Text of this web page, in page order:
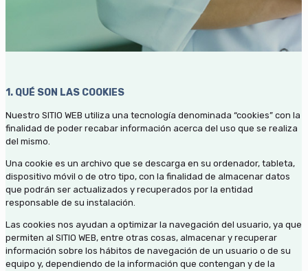
1. QUÉ SON LAS COOKIES
Nuestro SITIO WEB utiliza una tecnología denominada “cookies” con la
finalidad de poder recabar información acerca del uso que se realiza
del mismo.
Una cookie es un archivo que se descarga en su ordenador, tableta,
dispositivo móvil o de otro tipo, con la finalidad de almacenar datos
que podrán ser actualizados y recuperados por la entidad
responsable de su instalación.
Las cookies nos ayudan a optimizar la navegación del usuario, ya que
permiten al SITIO WEB, entre otras cosas, almacenar y recuperar
información sobre los hábitos de navegación de un usuario o de su
equipo y, dependiendo de la información que contengan y de la